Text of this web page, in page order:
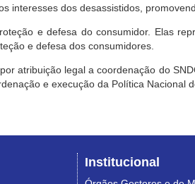
interesses dos desassistidos,
e defesa do consumidor. Elas
e defesa dos consumidores.
atribuição legal a coordenação do
e execução da Política Nacional
Institucional